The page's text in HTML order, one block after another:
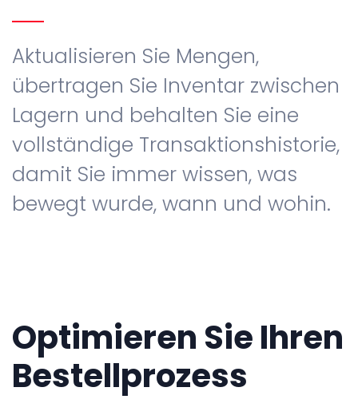
Aktualisieren Sie Mengen,
übertragen Sie Inventar zwischen
Lagern und behalten Sie eine
vollständige Transaktionshistorie,
damit Sie immer wissen, was
bewegt wurde, wann und wohin.
Optimieren Sie Ihren
Bestellprozess